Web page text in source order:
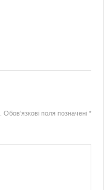
Обов’язкові поля позначені *